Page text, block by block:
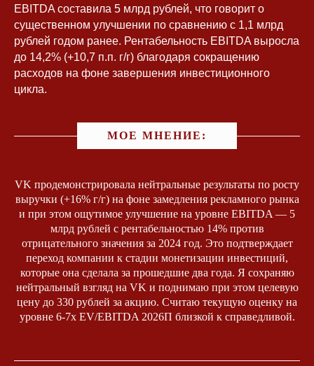
EBITDA составила 5 млрд рублей, что говорит о
существенном улучшении по сравнению с 1,1 млрд
рублей годом ранее. Рентабельность EBITDA выросла
до 14,2% (+10,7 п.п. г/г) благодаря сокращению
расходов на фоне завершения инвестиционного
цикла.
МОЕ МНЕНИЕ:
VK продемонстрировала нейтральные результаты по росту
выручки (+16% г/г) на фоне замедления рекламного рынка
и при этом ощутимое улучшение на уровне EBITDA — 5
млрд рублей с рентабельностью 14% против
отрицательного значения за 2024 год. Это подтверждает
переход компании к стадии монетизации инвестиций,
которые она сделала за прошедшие два года. Я сохраняю
нейтральный взгляд на VK и поднимаю при этом целевую
цену до 330 рублей за акцию. Считаю текущую оценку на
уровне 6-7x EV/EBITDA 2026П близкой к справедливой.
+7
Нажимая на кнопку, вы даетеCогласие
Я согласен(на) получатьрекламные и
информационные материалы
Отправить заявку
Эл. почта
Телеграм